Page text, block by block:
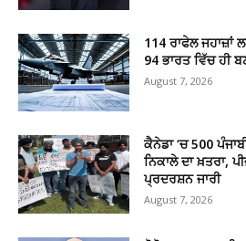
114 ਰਾਫੇਲ ਜਹਾਜ਼ਾਂ
94 ਭਾਰਤ ਵਿੱਚ ਹੀ
August 7, 2026
ਕੈਨੇਡਾ ‘ਚ 500
ਨਿਕਾਲੇ ਦਾ ਖ਼ਤਰਾ,
ਪ੍ਰਦਰਸ਼ਨ ਜਾਰੀ
August 7, 2026